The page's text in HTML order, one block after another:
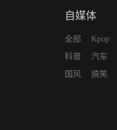
自媒体
全部
科普
国风
Kpop
汽车
搞笑